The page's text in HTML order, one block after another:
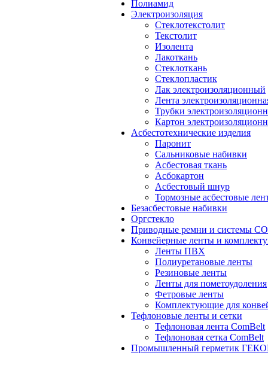
Полиамид
Электроизоляция
Стеклотекстолит
Текстолит
Изолента
Лакоткань
Стеклоткань
Стеклопластик
Лак электроизоляционный
Лента
Трубки
Картон
Асбестотехнические изделия
Паронит
Сальниковые набивки
Асбестовая ткань
Асбокартон
Асбестовый шнур
Тормозные асбестовые
Безасбестовые набивки
Оргстекло
Приводные ремни и системы
Конвейерные ленты и
Ленты ПВХ
Полиуретановые ленты
Резиновые ленты
Ленты для пометоудоления
Фетровые ленты
Комплектующие для
Тефлоновые ленты и сетки
Тефлоновая лента ComBelt
Тефлоновая сетка ComBelt
Промышленный герметик